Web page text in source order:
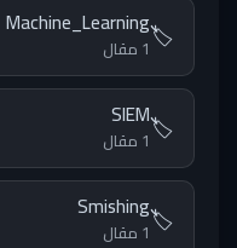
🏷️
Machine_Learning
1 مقال
🏷️
SIEM
1 مقال
🏷️
Smishing
1 مقال